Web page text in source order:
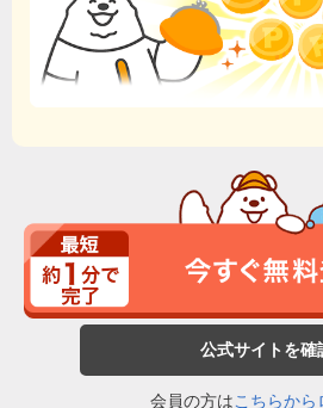
公式サイトを確
会員の方はこちらから